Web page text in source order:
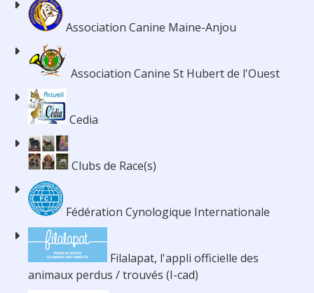
Association Canine Maine-Anjou
Association Canine St Hubert de l'Ouest
Cedia
Clubs de Race(s)
Fédération Cynologique Internationale
Filalapat, l'appli officielle des
animaux perdus / trouvés (I-cad)